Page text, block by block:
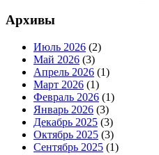
Архивы
Июль 2026 (2)
Май 2026 (3)
Апрель 2026 (1)
Март 2026 (1)
Февраль 2026 (1)
Январь 2026 (3)
Декабрь 2025 (3)
Октябрь 2025 (3)
Сентябрь 2025 (1)